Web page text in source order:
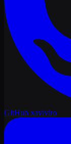
GitHub xaviviro